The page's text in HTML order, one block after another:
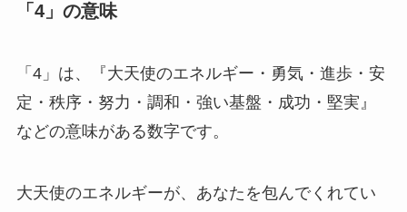
「4」の意味
「4」は、『大天使のエネルギー・勇気・進歩・安
定・秩序・努力・調和・強い基盤・成功・堅実』
などの意味がある数字です。
大天使のエネルギーが、あなたを包んでくれてい